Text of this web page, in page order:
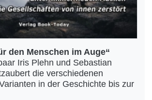
den Menschen im Auge“
Iris Plehn und Sebastian
die verschiedenen
in der Geschichte bis zur